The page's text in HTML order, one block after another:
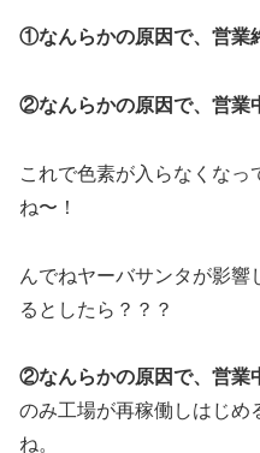
①なんらかの原因で、営業
②なんらかの原因で、営業
これで色素が入らなくなっ
ね〜！
んでねヤーバサンタが影響
るとしたら？？？
②なんらかの原因で、営業
のみ工場が再稼働しはじめ
ね。